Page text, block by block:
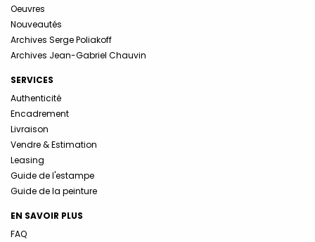
Oeuvres
Nouveautés
Archives Serge Poliakoff
Archives Jean-Gabriel Chauvin
SERVICES
Authenticité
Encadrement
Livraison
Vendre & Estimation
Leasing
Guide de l'estampe
Guide de la peinture
EN SAVOIR PLUS
FAQ